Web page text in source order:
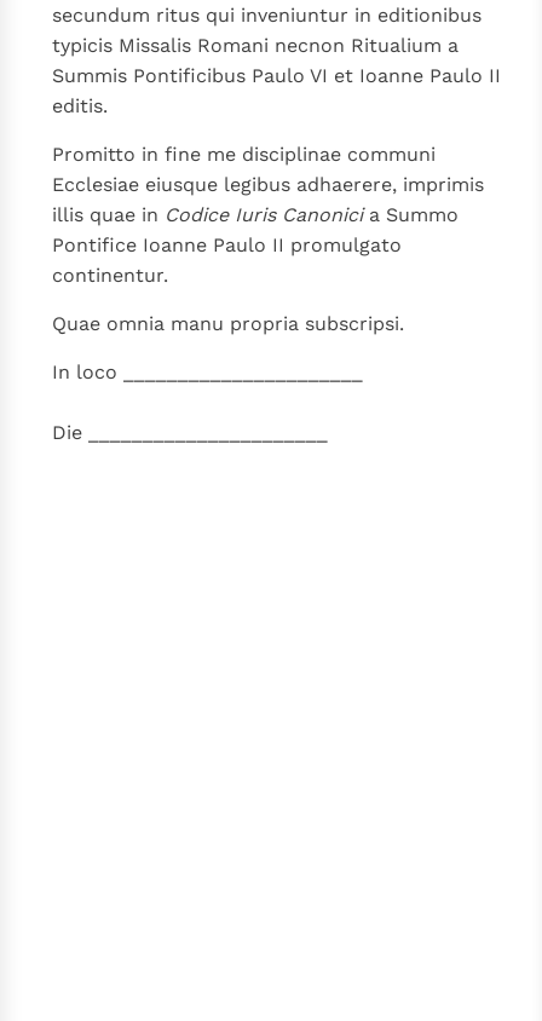
secundum ritus qui inveniuntur in editionibus
typicis Missalis Romani necnon Ritualium a
Summis Pontificibus Paulo VI et Ioanne Paulo II
editis.
Promitto in fine me disciplinae communi
Ecclesiae eiusque legibus adhaerere, imprimis
illis quae in Codice Iuris Canonicia Summo
Pontifice Ioanne Paulo II promulgato
continentur.
Quae omnia manu propria subscripsi.
In loco ______________________
Die ______________________